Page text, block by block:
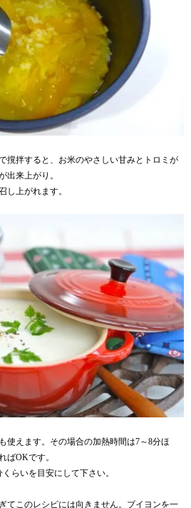
撹拌すると、お米のやさしい甘みとトロミが
出来上がり。
し上がれます。
使えます。その場合の加熱時間は7～8分ほ
ばOKです。
らいを目安にして下さい。
てこのレシピには向きません。ブイヨンを一